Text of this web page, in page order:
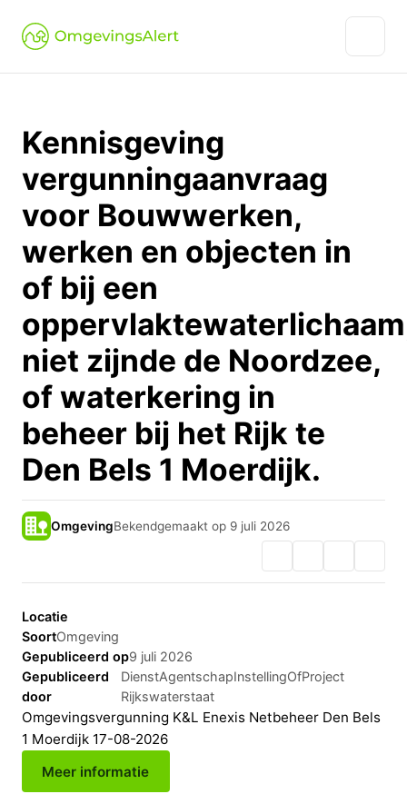
Kennisgeving
vergunningaanvraag
voor Bouwwerken,
werken en objecten in
of bij een
niet zijnde de Noordzee,
of waterkering in
beheer bij het Rijk te
Den Bels 1 Moerdijk.
OmgevingBekendgemaakt op 9 juli 2026
Locatie
SoortOmgeving
Gepubliceerd op9 juli 2026
Gepubliceerd
door
DienstAgentschapInstellingOfProject
Rijkswaterstaat
Omgevingsvergunning K&L Enexis Netbeheer Den Bels
1 Moerdijk 17-08-2026
Meer informatie